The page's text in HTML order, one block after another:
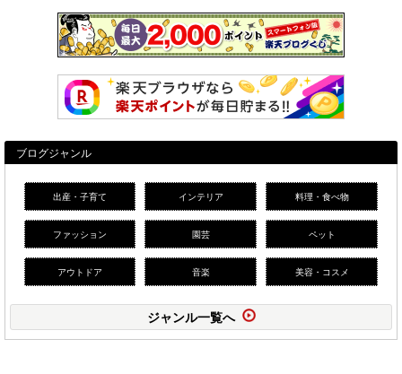
ブログジャンル
出産・子育て インテリア 料理・食べ物
ファッション 園芸 ペット
アウトドア 音楽 美容・コスメ
ジャンル一覧へ